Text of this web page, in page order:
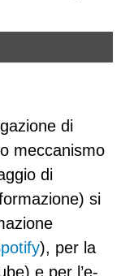
di
meccanismo
di
si
), per la
e per l’e-